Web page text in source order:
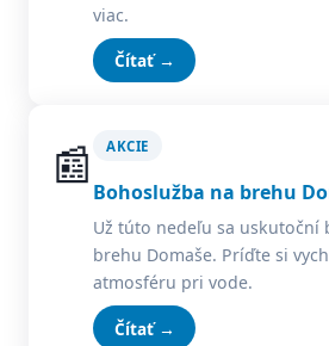
viac.
Čítať →
📰 AKCIE
Bohoslužba na brehu
Už túto nedeľu sa uskutoční
brehu Domaše. Príďte si
atmosféru pri vode.
Čítať →